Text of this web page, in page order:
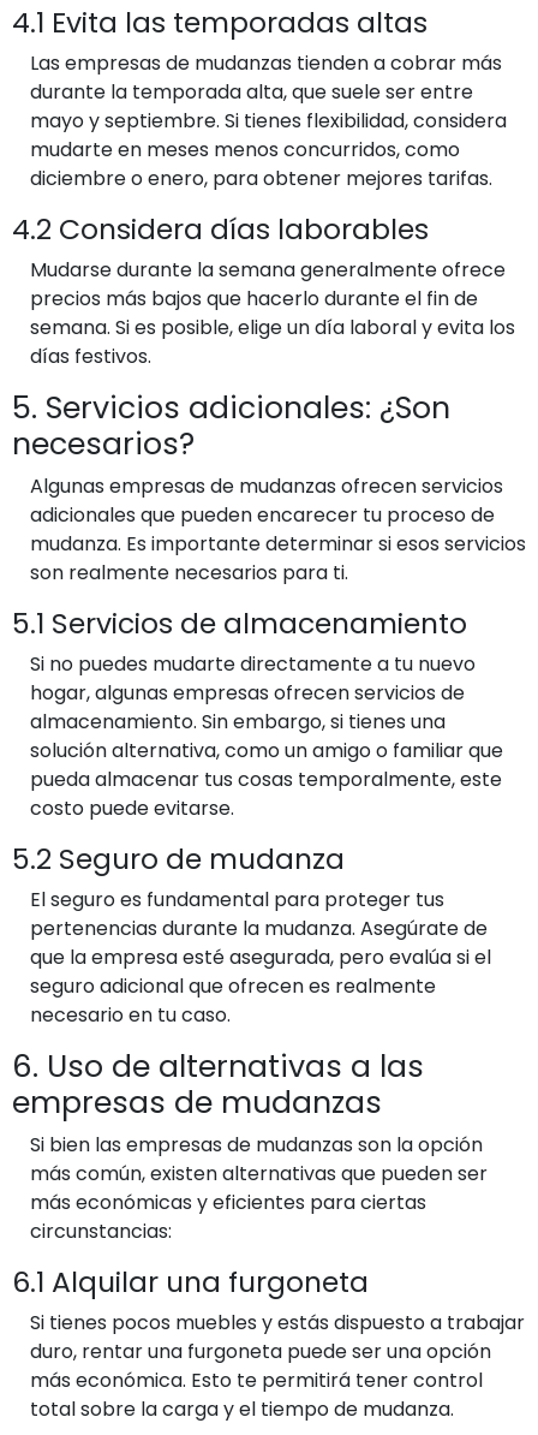
4.1 Evita las temporadas altas
Las empresas de mudanzas tienden a cobrar más
durante la temporada alta, que suele ser entre
mayo y septiembre. Si tienes flexibilidad, considera
mudarte en meses menos concurridos, como
diciembre o enero, para obtener mejores tarifas.
4.2 Considera días laborables
Mudarse durante la semana generalmente ofrece
precios más bajos que hacerlo durante el fin de
semana. Si es posible, elige un día laboral y evita los
días festivos.
5. Servicios adicionales: ¿Son
necesarios?
Algunas empresas de mudanzas ofrecen servicios
adicionales que pueden encarecer tu proceso de
mudanza. Es importante determinar si esos servicios
son realmente necesarios para ti.
5.1 Servicios de almacenamiento
Si no puedes mudarte directamente a tu nuevo
hogar, algunas empresas ofrecen servicios de
almacenamiento. Sin embargo, si tienes una
solución alternativa, como un amigo o familiar que
pueda almacenar tus cosas temporalmente, este
costo puede evitarse.
5.2 Seguro de mudanza
El seguro es fundamental para proteger tus
pertenencias durante la mudanza. Asegúrate de
que la empresa esté asegurada, pero evalúa si el
seguro adicional que ofrecen es realmente
necesario en tu caso.
6. Uso de alternativas a las
empresas de mudanzas
Si bien las empresas de mudanzas son la opción
más común, existen alternativas que pueden ser
más económicas y eficientes para ciertas
circunstancias:
6.1 Alquilar una furgoneta
Si tienes pocos muebles y estás dispuesto a trabajar
duro, rentar una furgoneta puede ser una opción
más económica. Esto te permitirá tener control
total sobre la carga y el tiempo de mudanza.